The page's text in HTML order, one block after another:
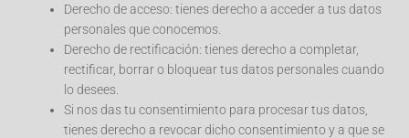
Derecho de acceso: tienes derecho a acceder a tus datos
personales que conocemos.
Derecho de rectificación: tienes derecho a completar,
rectificar, borrar o bloquear tus datos personales cuando
lo desees.
Si nos das tu consentimiento para procesar tus datos,
tienes derecho a revocar dicho consentimiento y a que se